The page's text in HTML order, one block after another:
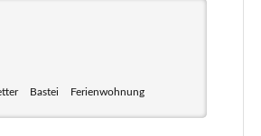
Bastei Ferienwohnung